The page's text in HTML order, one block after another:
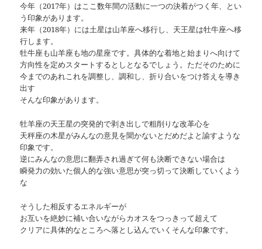
今年（2017年）はここ数年間の活動に一つの決着がつく年、とい
う印象があります。
来年（2018年）には土星は山羊座へ移行し、天王星は牡牛座へ移
行します。
牡牛座も山羊座も地の星座です。具体的な着地と始まりへ向けて
方向性を定めスタートするとしとなるでしょう。ただそのために
今までのあれこれを調整し、調和し、折り合いをつけ答えを導き
出す
そんな印象があります。
牡羊座の天王星の突発的で剥き出しで粗削りな改革心を
天秤座の木星がみんなの意見を聞かないとだめだよと諭すような
印象です。
逆にみんなの意思に翻弄され過ぎて何も決断できない場合は
瞬発力の効いた個人的な強い意思が突っ切って決断していくよう
な
そうした相反するエネルギーが
お互いを絶妙に補い合いながらカオスをつっきって超えて
クリアに具体的なところへ落とし込んでいくそんな印象です。